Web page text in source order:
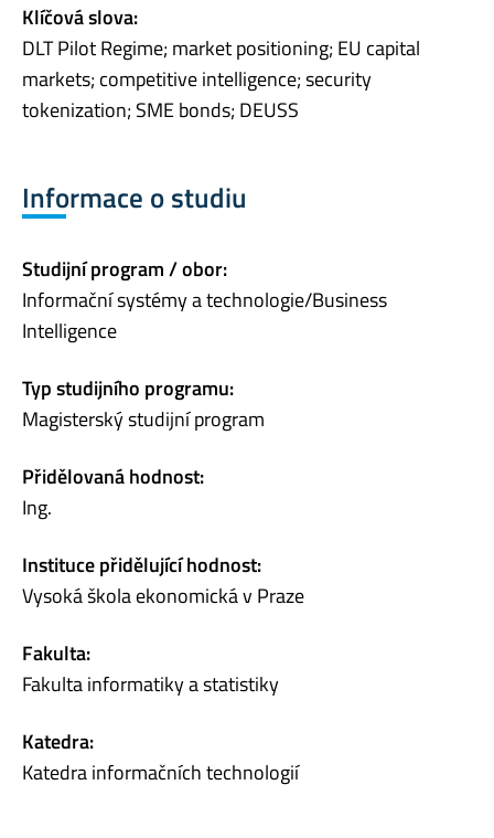
Klíčová slova:
DLT Pilot Regime; market positioning; EU capital
markets; competitive intelligence; security
tokenization; SME bonds; DEUSS
Informace o studiu
Studijní program / obor:
Informační systémy a technologie/Business
Intelligence
Typ studijního programu:
Magisterský studijní program
Přidělovaná hodnost:
Ing.
Instituce přidělující hodnost:
Vysoká škola ekonomická v Praze
Fakulta:
Fakulta informatiky a statistiky
Katedra:
Katedra informačních technologií